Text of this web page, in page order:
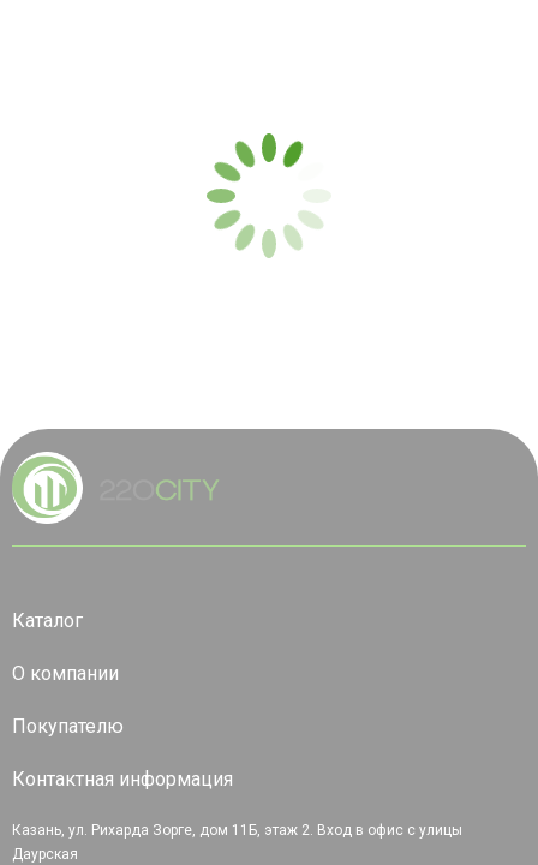
Каталог
О компании
Покупателю
Контактная информация
Казань, ул. Рихарда Зорге, дом 11Б, этаж 2. Вход в офис с улицы
Даурская